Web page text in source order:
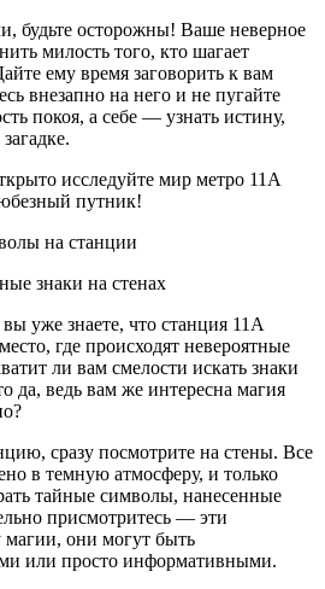
будьте осторожны! Ваше неверное
милость того, кто шагает
ему время заговорить к вам
внезапно на него и не пугайте
покоя, а себе — узнать истину,
исследуйте мир метро 11А
путник!
на станции
знаки на стенах
уже знаете, что станция 11А
где происходят невероятные
ли вам смелости искать знаки
да, ведь вам же интересна магия
сразу посмотрите на стены. Все
в темную атмосферу, и только
тайные символы, нанесенные
присмотритесь — эти
они могут быть
или просто информативными.